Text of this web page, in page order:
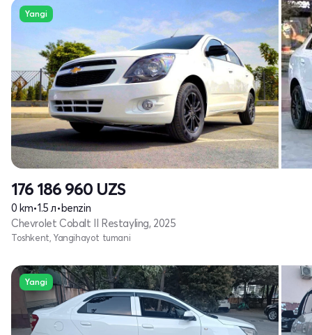
Yangi
176 186 960 UZS
0 km•1.5 л•benzin
Chevrolet Cobalt II Restayling, 2025
Toshkent, Yangihayot tumani
Yangi